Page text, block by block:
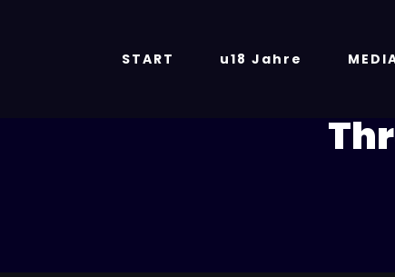
START u18 Jahre